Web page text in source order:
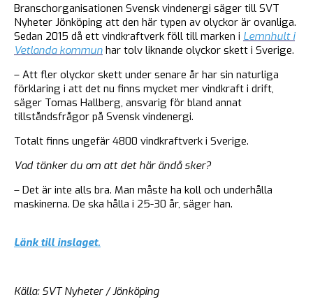
Branschorganisationen Svensk vindenergi säger till SVT
Nyheter Jönköping att den här typen av olyckor är ovanliga.
Sedan 2015 då ett vindkraftverk föll till marken i Lemnhult i
Vetlanda kommun har tolv liknande olyckor skett i Sverige.
– Att fler olyckor skett under senare år har sin naturliga
förklaring i att det nu finns mycket mer vindkraft i drift,
säger Tomas Hallberg, ansvarig för bland annat
tillståndsfrågor på Svensk vindenergi.
Totalt finns ungefär 4800 vindkraftverk i Sverige.
Vad tänker du om att det här ändå sker?
– Det är inte alls bra. Man måste ha koll och underhålla
maskinerna. De ska hålla i 25-30 år, säger han.
Länk till inslaget.
Källa: SVT Nyheter / Jönköping